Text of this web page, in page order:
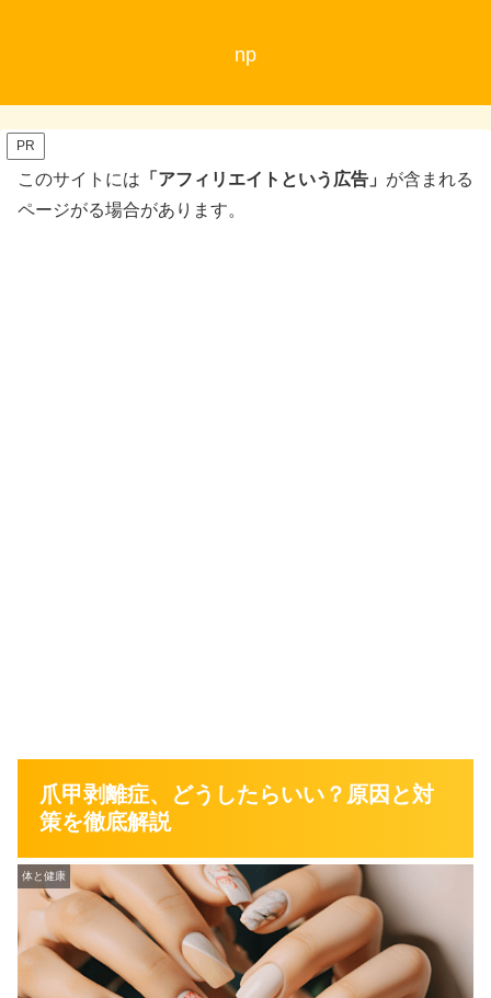
np
PR
このサイトには 「アフィリエイトという広告」 が含まれる
ページがる場合があります。
爪甲剥離症、どうしたらいい？原因と対
策を徹底解説
体と健康